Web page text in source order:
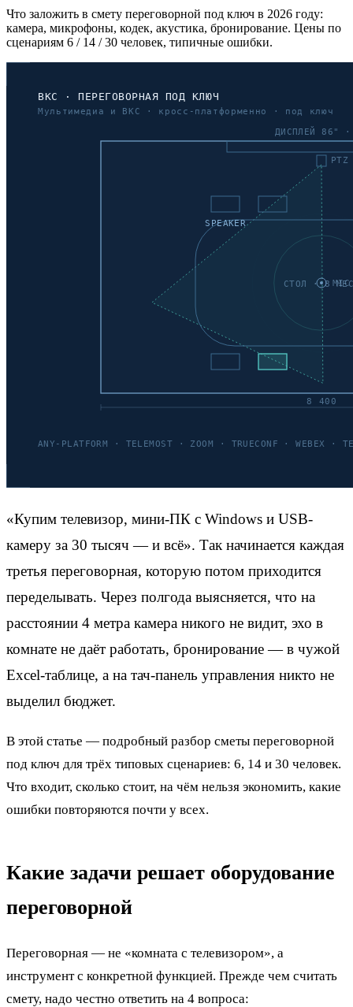
Что заложить в смету переговорной под ключ в 2026 году:
камера, микрофоны, кодек, акустика, бронирование. Цены по
сценариям 6 / 14 / 30 человек, типичные ошибки.
«Купим телевизор, мини-ПК с Windows и USB-
камеру за 30 тысяч — и всё». Так начинается каждая
третья переговорная, которую потом приходится
переделывать. Через полгода выясняется, что на
расстоянии 4 метра камера никого не видит, эхо в
комнате не даёт работать, бронирование — в чужой
Excel-таблице, а на тач-панель управления никто не
выделил бюджет.
В этой статье — подробный разбор сметы переговорной
под ключ для трёх типовых сценариев: 6, 14 и 30 человек.
Что входит, сколько стоит, на чём нельзя экономить, какие
ошибки повторяются почти у всех.
Какие задачи решает оборудование
переговорной
Переговорная — не «комната с телевизором», а
инструмент с конкретной функцией. Прежде чем считать
смету, надо честно ответить на 4 вопроса: